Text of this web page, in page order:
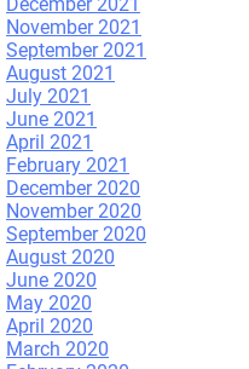
November 2021
September 2021
August 2021
July 2021
June 2021
April 2021
February 2021
December 2020
November 2020
September 2020
August 2020
June 2020
May 2020
April 2020
March 2020